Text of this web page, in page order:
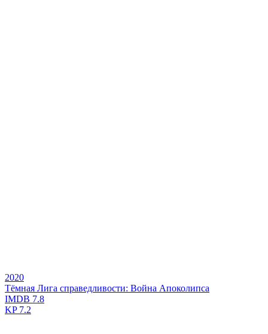
2020
Тёмная Лига справедливости: Война Апоколипса
IMDB 7.8
KP7.2